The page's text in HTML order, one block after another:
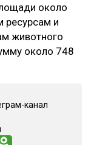
около
ресурсам и
животного
около 748
канал